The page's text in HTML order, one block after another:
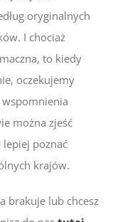
oryginalnych
I chociaż
to kiedy
oczekujemy
można zjeść
lepiej poznać
krajów.
brakuje lub chcesz